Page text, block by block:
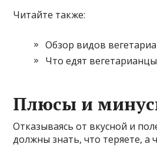
Читайте также:
Обзор видов
Что едят вегетарианцы
Плюсы и
Отказываясь от вкусной и
должны знать, что теряете, а